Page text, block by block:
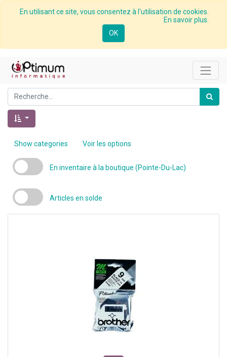
En utilisant ce site, vous consentez à l'utilisation de cookies.
En savoir plus.
OK
Show categories Voir les options
En inventaire à la boutique (Pointe-Du-Lac)
Articles en solde